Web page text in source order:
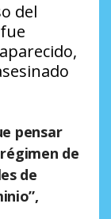
del
pensar
de
de